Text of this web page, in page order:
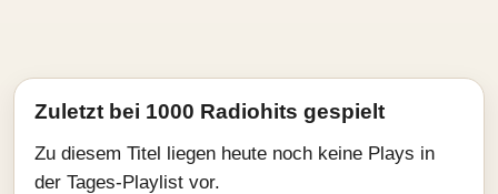
Zuletzt bei 1000 Radiohits gespielt
Zu diesem Titel liegen heute noch keine Plays in
der Tages-Playlist vor.